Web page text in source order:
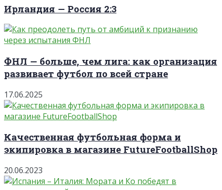
Ирландия — Россия 2:3
ФНЛ — больше, чем лига: как организация
развивает футбол по всей стране
17.06.2025
Качественная футбольная форма и
экипировка в магазине FutureFootballShop
20.06.2023